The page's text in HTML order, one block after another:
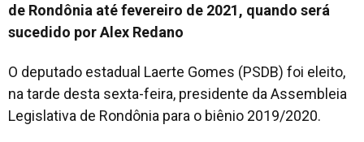
de Rondônia até fevereiro de 2021, quando será
sucedido por Alex Redano
O deputado estadual Laerte Gomes (PSDB) foi eleito,
na tarde desta sexta-feira, presidente da Assembleia
Legislativa de Rondônia para o biênio 2019/2020.